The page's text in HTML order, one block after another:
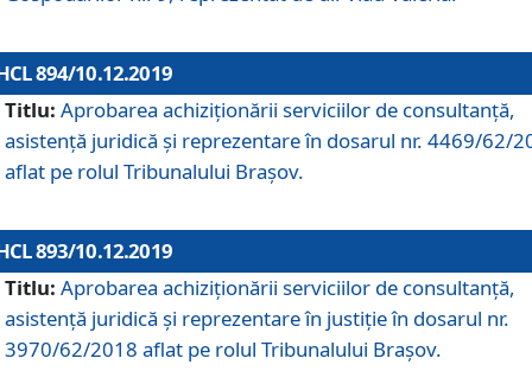
894/10.12.2019
Titlu: Aprobarea achiziţionării serviciilor de consultanţă,
asistenţă juridică şi reprezentare în dosarul nr. 4469/62/
aflat pe rolul Tribunalului Braşov.
893/10.12.2019
Titlu: Aprobarea achiziţionării serviciilor de consultanţă,
asistenţă juridică şi reprezentare în justiţie în dosarul nr.
3970/62/2018 aflat pe rolul Tribunalului Braşov.